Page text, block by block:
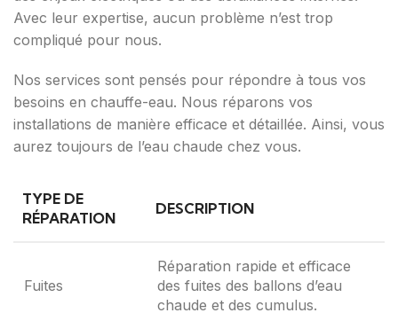
Avec leur expertise, aucun problème n’est trop
compliqué pour nous.
Nos services sont pensés pour répondre à tous vos
besoins en chauffe-eau. Nous réparons vos
installations de manière efficace et détaillée. Ainsi, vous
aurez toujours de l’eau chaude chez vous.
TYPE DE
RÉPARATION
DESCRIPTION
Fuites
Réparation rapide et efficace
des fuites des ballons d’eau
chaude et des cumulus.